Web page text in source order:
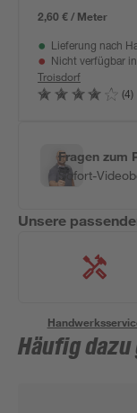
2,60 € / Meter
Lieferung nach
Nicht verfügbar in
Troisdorf
(4)
Fragen zum
Sofort-
Unsere
Häufig